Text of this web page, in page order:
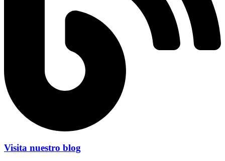
Visita nuestro blog